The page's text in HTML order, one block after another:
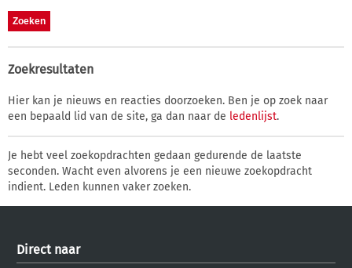
Zoekresultaten
Hier kan je nieuws en reacties doorzoeken. Ben je op zoek naar
een bepaald lid van de site, ga dan naar de ledenlijst.
Je hebt veel zoekopdrachten gedaan gedurende de laatste
seconden. Wacht even alvorens je een nieuwe zoekopdracht
indient. Leden kunnen vaker zoeken.
Direct naar